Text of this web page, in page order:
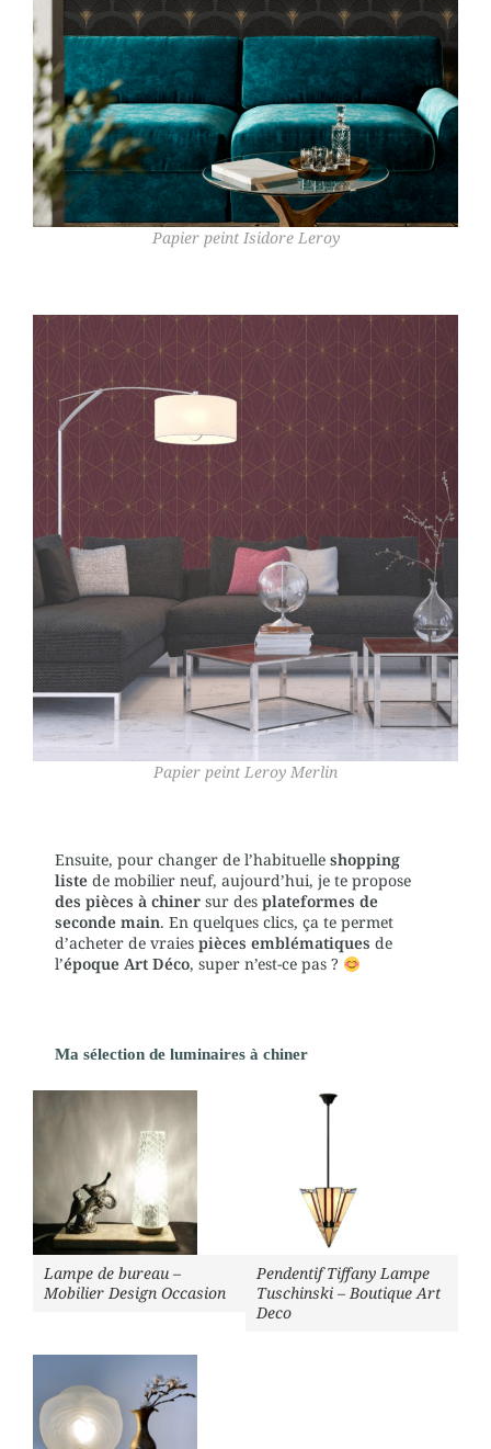
Papier peint Isidore Leroy
Papier peint Leroy Merlin
Ensuite, pour changer de l’habituelle shopping
liste de mobilier neuf, aujourd’hui, je te propose
des pièces à chiner sur des plateformes de
seconde main. En quelques clics, ça te permet
d’acheter de vraies pièces emblématiques de
l’époque Art Déco, super n’est-ce pas ?
Ma sélection de luminaires à chiner
Lampe de bureau –
Mobilier Design Occasion
Pendentif Tiffany Lampe
Tuschinski – Boutique Art
Deco